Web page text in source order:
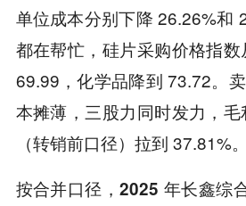
单位成本分别下降 26.26%和
都在帮忙，硅片采购价格指
69.99，化学品降到 73.72。
本摊薄，三股力同时发力，
（转销前口径）拉到 37.81%。
按合并口径，2025 年长鑫综